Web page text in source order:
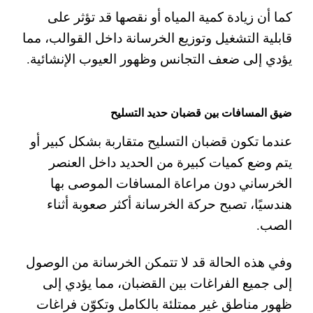
كما أن زيادة كمية المياه أو نقصها قد تؤثر على
قابلية التشغيل وتوزيع الخرسانة داخل القوالب، مما
يؤدي إلى ضعف التجانس وظهور العيوب الإنشائية.
ضيق المسافات بين قضبان حديد التسليح
عندما تكون قضبان التسليح متقاربة بشكل كبير أو
يتم وضع كميات كبيرة من الحديد داخل العنصر
الخرساني دون مراعاة المسافات الموصى بها
هندسيًا، تصبح حركة الخرسانة أكثر صعوبة أثناء
الصب.
وفي هذه الحالة قد لا تتمكن الخرسانة من الوصول
إلى جميع الفراغات بين القضبان، مما يؤدي إلى
ظهور مناطق غير ممتلئة بالكامل وتكوّن فراغات